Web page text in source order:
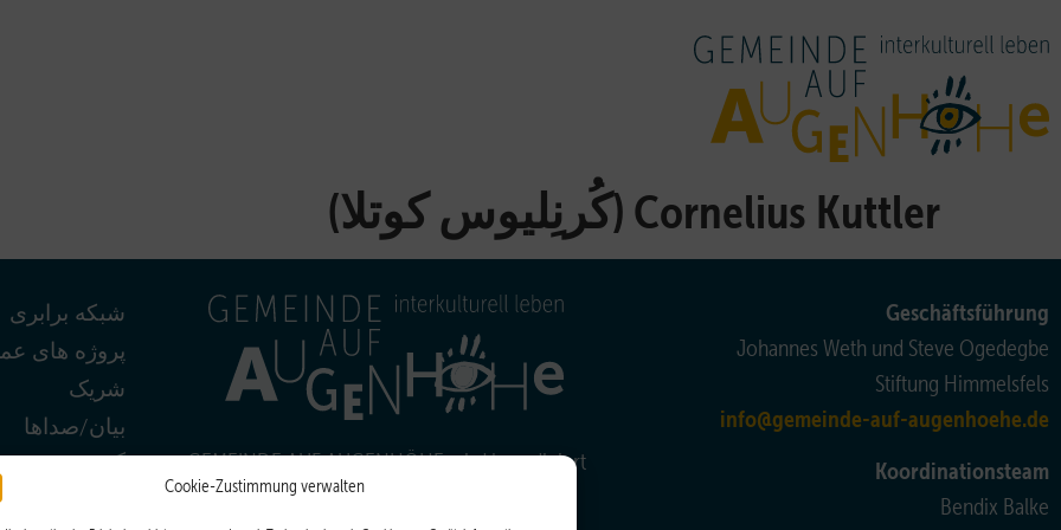
Cookie-Zustimmung verwalten
Cornelius Kuttler (کُرنِلیوس کوتلا)
Geschäftsführung
Johannes Weth und Steve Ogedegbe
Stiftung Himmelsfels
info@gemeinde-auf-augenhoehe.de
Koordinationsteam
Bendix Balke
GEMEINDE AUF AUGENHÖHE wird koordiniert
vom
.
شبکه برابری
پروژه های
شریک
بیان/صداها
گروه